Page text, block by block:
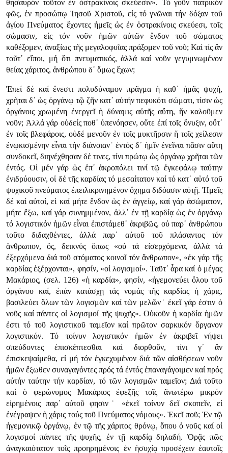
θησαυρόν τοῦτον ἐν ὀστρακίνοις σκεύεσιν». Τό γοῦν πατρικόν
φῶς, ἐν προσώπῳ Ἰησοῦ Χριστοῦ, εἰς τό γνῶναι τήν δόξαν τοῦ
ἁγίου Πνεύματος ἔχοντες ἡμεῖς ὡς ἐν ὀστρακίνοις σκεύεσι, τοῖς
σώμασιν, εἰς τόν νοῦν ἡμῶν αὐτῶν ἔνδον τοῦ σώματος
καθέξομεν, ἀναξίως τῆς μεγαλοφυΐας πράξομεν τοῦ νοῦ; Καί τίς ἄν
τοῦτ᾿ εἴποι, μή ὅτι πνευματικός, ἀλλά καί νοῦν γεγυμνωμένον
θείας χάριτος, ἀνθρώπου δ᾿ ὅμως ἔχων;
Ἐπεί δέ καί ἔνεστι πολυδύναμον πρᾶγμα ἡ καθ᾿ ἡμᾶς ψυχή,
χρῆται δ᾿ ὡς ὀργάνῳ τῷ ζῆν κατ᾿ αὐτήν πεφυκότι σώματι, τίσιν ὡς
ὀργάνοις χρωμένη ἐνεργεῖ ἡ δύναμις αὐτῆς αὕτη, ἥν καλοῦμεν
νοῦν; Ἀλλά γάρ οὐδείς ποθ᾿ ὑπενόησεν, οὔτε ἐπί τοῖς ὄνυξιν, οὔτ᾿
ἐν τοῖς βλεφάροις, οὐδέ μενοῦν ἐν τοῖς μυκτῆρσιν ἤ τοῖς χείλεσιν
ἐνῳκισμένην εἶναι τήν διάνοιαν˙ ἐντός δ᾿ ἡμῖν ἐνεῖναι πᾶσιν αὕτη
συνδοκεῖ, διηνέχθησαν δέ τινες, τίνι πρώτῳ ὡς ὀργάνῳ χρῆται τῶν
ἐντός. Οἱ μέν γάρ ὡς ἐπ᾿ ἀκροπόλει τινί τῷ ἐγκεφάλῳ ταύτην
ἐνιδρύουσιν, οἱ δέ τῆς καρδίας τό μεσαίτατον καί τό κατ᾿ αὐτό τοῦ
ψυχικοῦ πνεύματος ἐπειλικρινημένον ὄχημα διδόασιν αὐτῇ. Ἡμεῖς
δέ καί αὐτοί, εἰ καί μήτε ἔνδον ὡς ἐν ἀγγείῳ, καί γάρ ἀσώματον,
μήτε ἔξω, καί γάρ συνημμένον, ἀλλ᾿ ἐν τῇ καρδίᾳ ὡς ἐν ὀργάνῳ
τό λογιστικόν ἡμῶν εἶναι ἐπιστάμεθ᾿ ἀκριβῶς, οὐ παρ᾿ ἀνθρώπου
τοῦτο διδαχθέντες, ἀλλά παρ᾿ αὐτοῦ τοῦ πλάσαντος τόν
ἄνθρωπον, ὅς, δεικνύς ὅπως «οὐ τά εἰσερχόμενα, ἀλλά τά
ἐξερχόμενα διά τοῦ στόματος κοινοῖ τόν ἄνθρωπον», «ἐκ γάρ τῆς
καρδίας ἐξέρχονται», φησίν, «οἱ λογισμοί». Ταῦτ᾿ ἆρα καί ὁ μέγας
Μακάριος, (σελ. 126) «ἡ καρδία», φησίν, «ἡγεμονεύει ὅλου τοῦ
ὀργάνου καί, ἐπάν κατάσχῃ τάς νομάς τῆς καρδίας ἡ χάρις,
βασιλεύει ὅλων τῶν λογισμῶν καί τῶν μελῶν˙ ἐκεῖ γάρ ἐστιν ὁ
νοῦς καί πάντες οἱ λογισμοί τῆς ψυχῆς». Οὐκοῦν ἡ καρδία ἡμῶν
ἐστι τό τοῦ λογιστικοῦ ταμεῖον καί πρῶτον σαρκικόν ὄργανον
λογιστικόν. Τό τοίνυν λογιστικόν ἡμῶν ἐν ἀκριβεῖ νήψει
σπεύδοντες ἐπισκέπτεσθαι καί διορθοῦν, τίνι γ᾿ ἄν
ἐπισκεψαίμεθα, εἰ μή τόν ἐγκεχυμένον διά τῶν αἰσθήσεων νοῦν
ἡμῶν ἔξωθεν συναγαγόντες πρός τά ἐντός ἐπαναγάγοιμεν καί πρός
αὐτήν ταύτην τήν καρδίαν, τό τῶν λογισμῶν ταμεῖον; Διά τοῦτο
καί ὁ φερώνυμος Μακάριος ἐφεξῆς τοῖς ᾶνωτέρω μικρόν
εἰρημένοις παρ᾿ αὐτοῦ φησιν˙ «ἐκεῖ τοίνυν δεῖ σκοπεῖν, εἰ
ἐνέγραψεν ἡ χάρις τούς τοῦ Πνεύματος νόμους». Ἐκεῖ ποῦ; Ἐν τῷ
ἡγεμονικῷ ὀργάνῳ, ἐν τῷ τῆς χάριτος θρόνῳ, ὅπου ὁ νοῦς καί οἱ
λογισμοί πάντες τῆς ψυχῆς, ἐν τῇ καρδίᾳ δηλαδή. Ὁρᾷς πῶς
ἀναγκαιότατον τοῖς προηρημένοις ἐν ἡσυχίᾳ προσέχειν ἑαυτοῖς